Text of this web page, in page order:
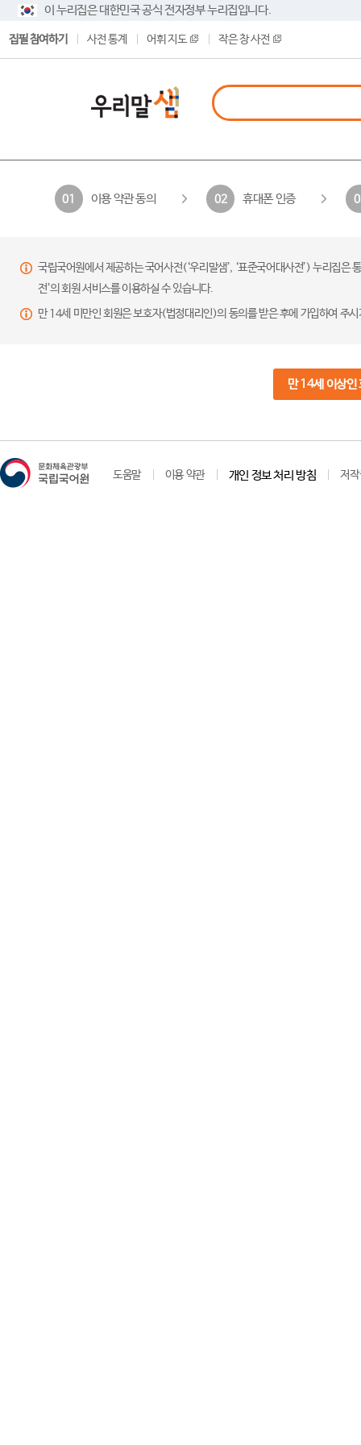
이 누리집은 대한민국 공식 전자정부 누리집입니다.
집필 참여하기 사전 통계 어휘 지도 작은 창 사전
01 이용 약관 동의 02 휴대폰 인증
국립국어원에서 제공하는 국어사전(‘우리말샘’, ‘표준국어대사전’) 누리집
전’의 회원 서비스를 이용하실 수 있습니다.
만 14세 미만인 회원은 보호자(법정대리인)의 동의를 받은 후에 가입하여 주
만 14세 이상인
도움말 이용 약관 개인 정보 처리 방침 저